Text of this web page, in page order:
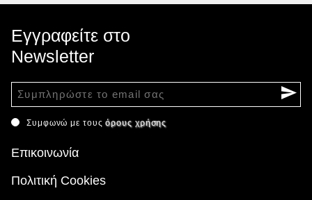
Εγγραφείτε στο
Newsletter
Συμφωνώ με τουςόρους χρήσης
Επικοινωνία
Πολιτική Cookies